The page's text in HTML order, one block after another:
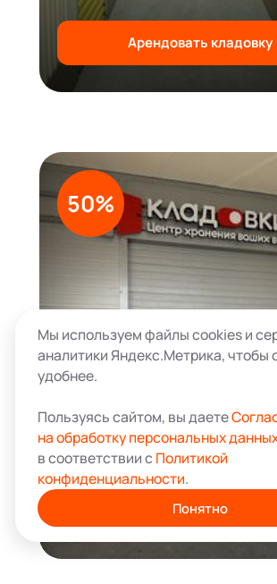
Арендовать кладовку
50%
9.06 м²
Малая Черкизовская ул.,
дом 66
Склад в г. Москва
11
25
Арендовать кладовку
Мы используем файлы cookies и
аналитики Яндекс.Метрика, чтобы
удобнее.
Пользуясь сайтом, вы даете
на обработку персональных
в соответствии с Политикой
конфиденциальности.
Понятно